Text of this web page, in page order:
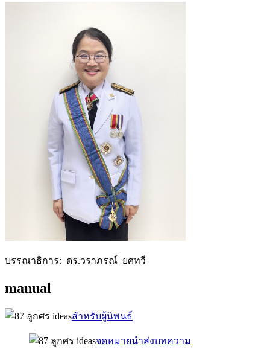
บรรณาธิการ: ดร.วราภรณ์ ยศทวี
manual
สำหรับผู้นิพนธ์
จดหมายนำส่งบทความ